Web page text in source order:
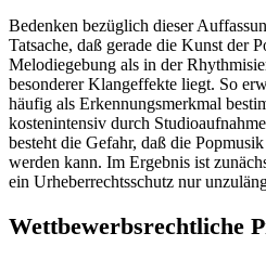
Bedenken bezüglich dieser
Tatsache, daß gerade die Kunst der
Melodiegebung als in der
besonderer Klangeffekte liegt. So
häufig als Erkennungsmerkmal
kostenintensiv durch
besteht die Gefahr, daß die
werden kann. Im Ergebnis ist
ein Urheberrechtsschutz nur
Wettbewerbsrechtliche